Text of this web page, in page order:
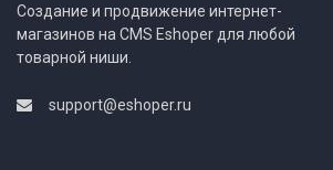
Создание и продвижение интернет-
магазинов на CMS Eshoper для любой
товарной ниши.
support@eshoper.ru